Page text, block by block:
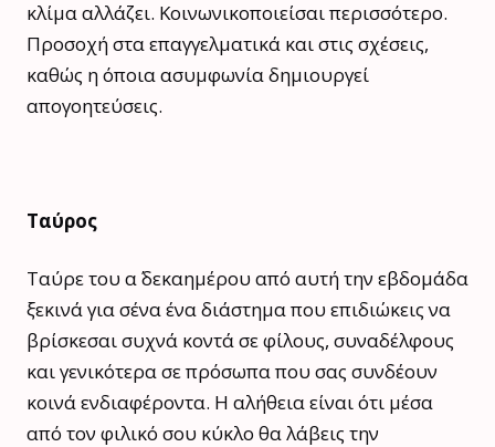
κλίμα αλλάζει. Κοινωνικοποιείσαι περισσότερο.
Προσοχή στα επαγγελματικά και στις σχέσεις,
καθώς η όποια ασυμφωνία δημιουργεί
απογοητεύσεις.
Ταύρος
Ταύρε του α΄ δεκαημέρου από αυτή την εβδομάδα
ξεκινά για σένα ένα διάστημα που επιδιώκεις να
βρίσκεσαι συχνά κοντά σε φίλους, συναδέλφους
και γενικότερα σε πρόσωπα που σας συνδέουν
κοινά ενδιαφέροντα. Η αλήθεια είναι ότι μέσα
από τον φιλικό σου κύκλο θα λάβεις την